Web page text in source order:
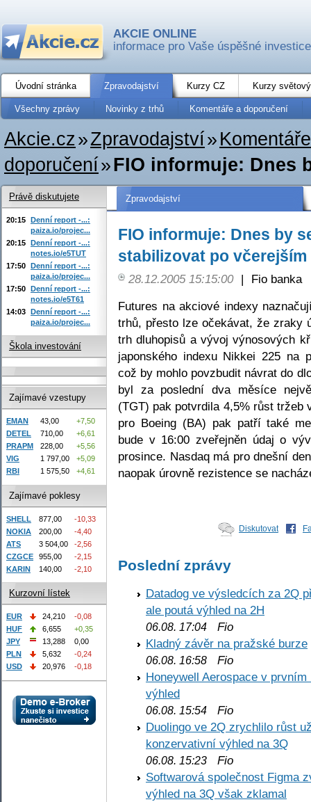
AKCIE ONLINE
informace pro Vaše úspěšné investice
Úvodní stránka Zpravodajství Kurzy CZ Kurzy
Všechny zprávy Novinky z trhů Komentáře a doporučení
Akcie.cz»Zpravodajství»
doporučení»FIO informuje: Dnes
Zpravodajství
FIO informuje: Dnes by
stabilizovat po
28.12.2005 15:15:00 |
Fio banka
Futures na akciové indexy
trhů, přesto lze očekávat, že zraky
trh dluhopisů a vývoj výnosových
japonského indexu Nikkei 225 na
což by mohlo povzbudit návrat do
byl za poslední dva měsíce
(TGT) pak potvrdila 4,5% růst tržeb
pro Boeing (BA) pak patří také
bude v 16:00 zveřejněn údaj o
prosince. Nasdaq má pro dnešní
naopak úrovně rezistence se
Diskutovat
Poslední zprávy
Datadog ve výsledcích za 2Q
ale poutá výhled na 2H
06.08. 17:04 Fio
Kladný závěr na pražské burze
06.08. 16:58 Fio
Honeywell Aerospace v
výhled
06.08. 15:54 Fio
Duolingo ve 2Q zrychlilo růst
konzervativní výhled na 3Q
06.08. 15:23 Fio
Softwarová společnost Figma
výhled na 3Q však zklamal
Právě diskutujete
20:15 Denní report -...:
paiza.io/projec...
20:15 Denní report -...:
notes.io/e5TUT
17:50 Denní report -...:
paiza.io/projec...
17:50 Denní report -...:
notes.io/e5T61
14:03 Denní report -...:
paiza.io/projec...
Škola investování
Zajímavé vzestupy
EMAN 43,00
+7,50
DETEL
710,00
+6,61
PRAPM
228,00
+5,56
VIG
1 797,00
+5,09
RBI
1 575,50 +4,61
Zajímavé poklesy
SHELL 877,00
-10,33
NOKIA
200,00
-4,40
ATS
3 504,00
-2,56
CZGCE
955,00
-2,15
KARIN
140,00 -2,10
Kurzovní lístek
EUR 24,210
-0,08
HUF
6,655
+0,35
JPY
13,288
0,00
PLN
5,632
-0,24
USD
20,976 -0,18